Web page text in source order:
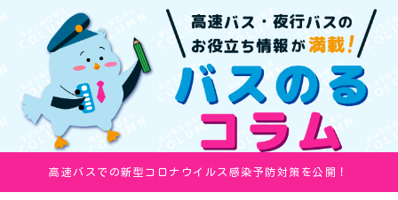
高速バスでの新型コロナウイルス感染予防対策を公開！